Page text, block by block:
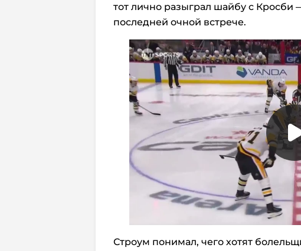
тот лично разыграл шайбу с Кросби
последней очной встрече.
Строум понимал, чего хотят